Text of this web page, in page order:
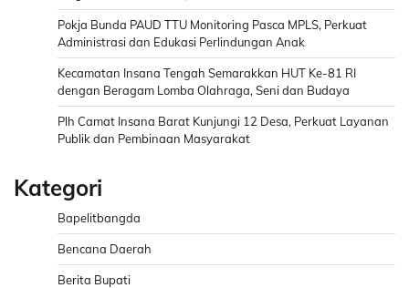
Pokja Bunda PAUD TTU Monitoring Pasca MPLS, Perkuat
Administrasi dan Edukasi Perlindungan Anak
Kecamatan Insana Tengah Semarakkan HUT Ke-81 RI
dengan Beragam Lomba Olahraga, Seni dan Budaya
Plh Camat Insana Barat Kunjungi 12 Desa, Perkuat Layanan
Publik dan Pembinaan Masyarakat
Kategori
Bapelitbangda
Bencana Daerah
Berita Bupati